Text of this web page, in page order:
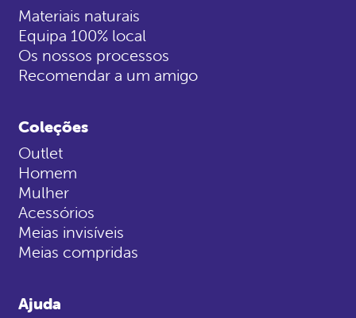
Materiais naturais
Equipa 100% local
Os nossos processos
Recomendar a um amigo
Coleções
Outlet
Homem
Mulher
Acessórios
Meias invisíveis
Meias compridas
Ajuda